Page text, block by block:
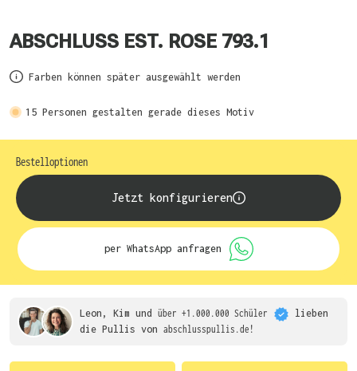
ABSCHLUSS EST. ROSE 793.1
Farben können später ausgewählt werden
15 Personen gestalten gerade dieses Motiv
Bestelloptionen
Jetzt konfigurieren
per WhatsApp anfragen
Leon, Kim und über +1.000.000 Schüler
lieben
die Pullis von abschlusspullis.de!